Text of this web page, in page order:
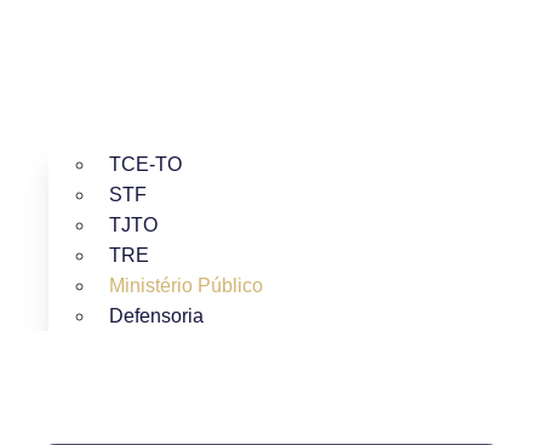
TCE-TO
STF
TJTO
TRE
Ministério Público
Defensoria